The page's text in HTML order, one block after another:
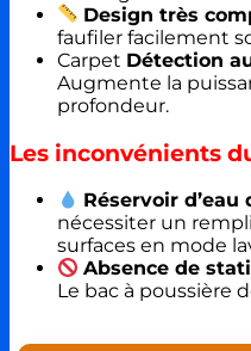
Design très
faufiler facilement
Carpet Détection
Augmente la
profondeur.
Les inconvénients
Réservoir
nécessiter un
surfaces en mode
Absence de
Le bac à poussière